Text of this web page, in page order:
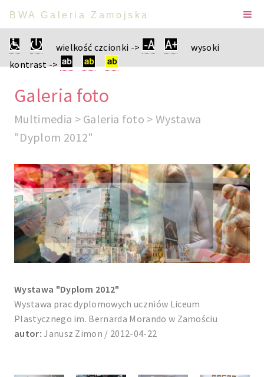
BWA Galeria Zamojska
wielkość czcionki ->
wysoki
kontrast ->
Galeria foto
Multimedia > Galeria foto > Wystawa
"Dyplom 2012"
Wystawa "Dyplom 2012"
Wystawa prac dyplomowych uczniów Liceum
Plastycznego im. Bernarda Morando w Zamościu
autor: Janusz Zimon / 2012-04-22